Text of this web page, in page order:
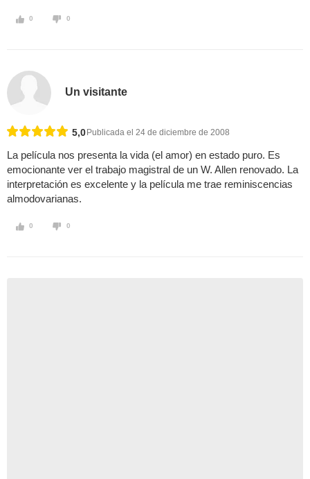
0 0
Un visitante
5,0 Publicada el 24 de diciembre de 2008
La película nos presenta la vida (el amor) en estado puro. Es
emocionante ver el trabajo magistral de un W. Allen renovado. La
interpretación es excelente y la película me trae reminiscencias
almodovarianas.
0 0